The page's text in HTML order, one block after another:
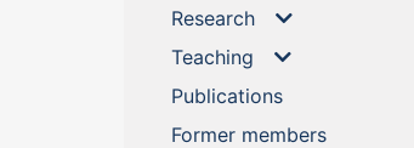
Research
Teaching
Publications(current)
Former members(current)